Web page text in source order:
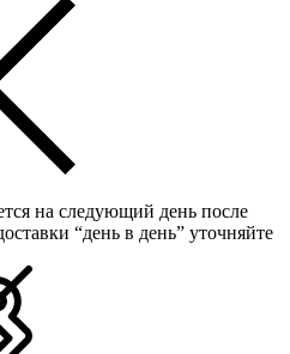
на следующий день после
“день в день” уточняйте